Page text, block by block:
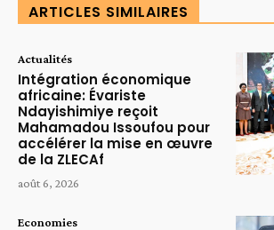
ARTICLES SIMILAIRES
Actualités
Intégration économique
africaine: Évariste
Ndayishimiye reçoit
Mahamadou Issoufou pour
accélérer la mise en œuvre
de la ZLECAf
août 6, 2026
Economies